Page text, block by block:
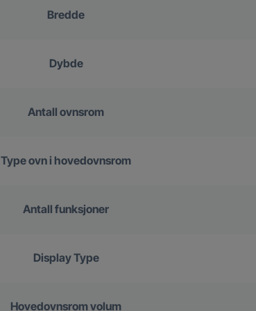
Bredde
Dybde
Antall ovnsrom
Type ovn i hovedovnsrom
Antall funksjoner
Display Type
Hovedovnsrom volum